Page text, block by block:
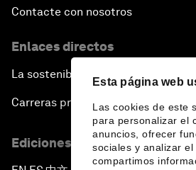
Esta página web
Las cookies de este
para personalizar el
anuncios, ofrecer
sociales y analizar el
compartimos
Contacte con nosotros
Enlaces directos
La sostenibilidad en el Foro
Carreras profesionales
Ediciones en otros idiomas